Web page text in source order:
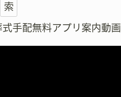
索
式手配無料アプリ案内動画